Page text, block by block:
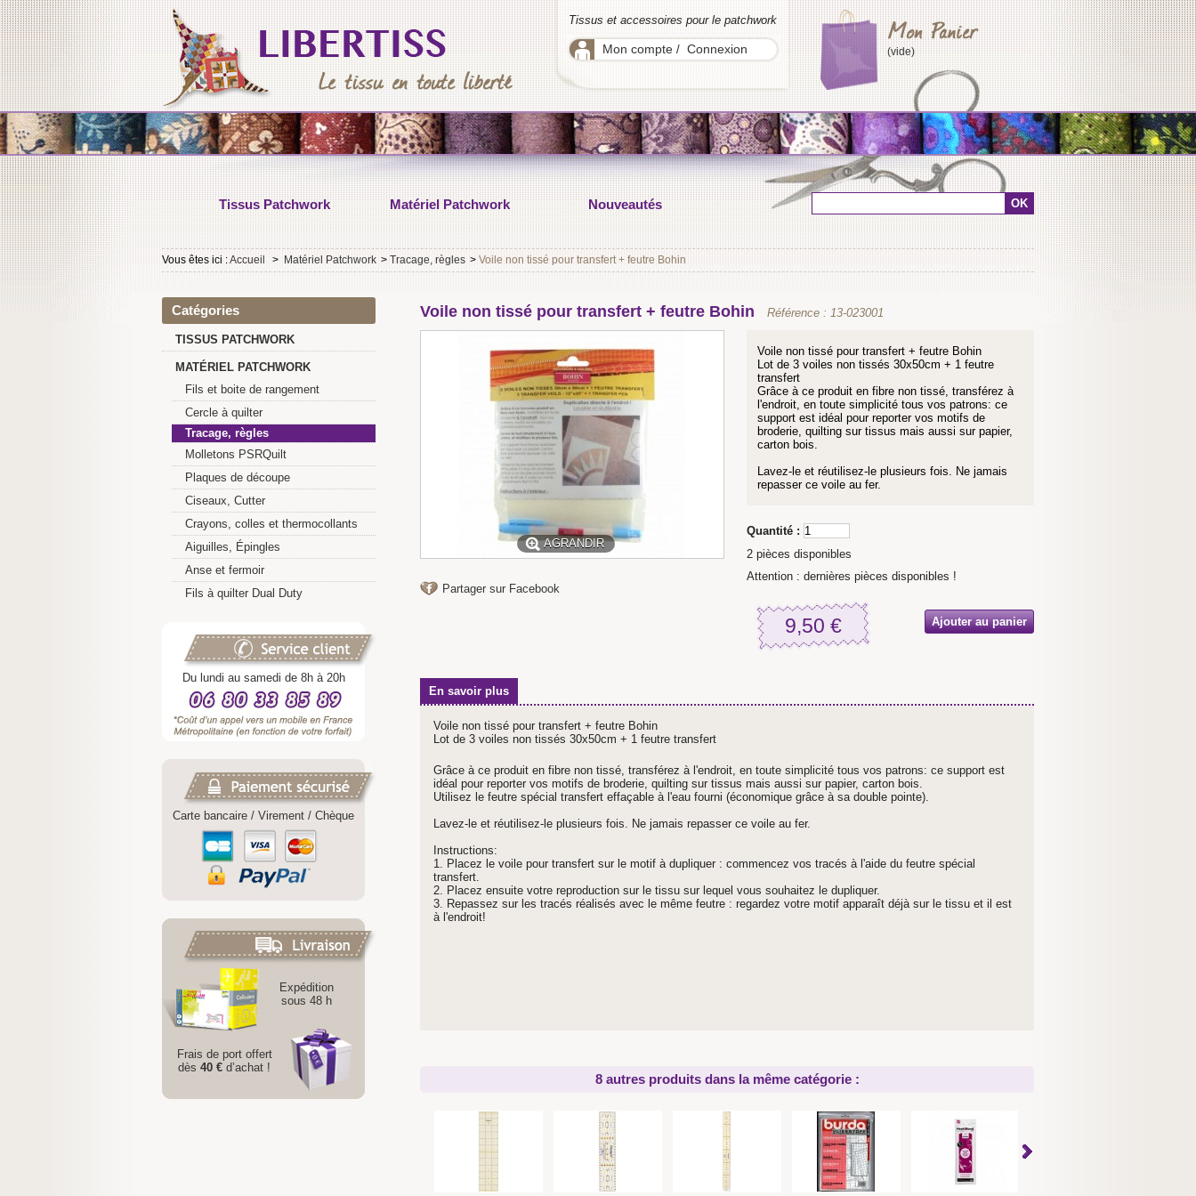
Tissus et accessoires pour le patchwork
Mon compte / Connexion (vide)
Tissus Patchwork Matériel Patchwork Nouveautés
Vous êtes ici :Accueil > Matériel Patchwork > Tracage, règles > Voile non tissé pour transfert + feutre Bohin
Catégories
TISSUS PATCHWORK
MATÉRIEL PATCHWORK
Fils et boite de rangement
Cercle à quilter
Tracage, règles
Molletons PSRQuilt
Plaques de découpe
Ciseaux, Cutter
Crayons, colles et thermocollants
Aiguilles, Épingles
Anse et fermoir
Fils à quilter Dual Duty
Du lundi au samedi de 8h à 20h
Carte bancaire / Virement / Chèque
Expédition
sous 48 h
Frais de port offert
dès 40 € d’achat !
Voile non tissé pour transfert + feutre Bohin Référence : 13-023001
AGRANDIR
Partager sur Facebook
Voile non tissé pour transfert + feutre Bohin
Lot de 3 voiles non tissés 30x50cm + 1 feutre
transfert
Grâce à ce produit en fibre non tissé, transférez à
l'endroit, en toute simplicité tous vos patrons: ce
support est idéal pour reporter vos motifs de
broderie, quilting sur tissus mais aussi sur papier,
carton bois.
Lavez-le et réutilisez-le plusieurs fois. Ne jamais
repasser ce voile au fer.
Quantité :
2 pièces disponibles
Attention : dernières pièces disponibles !
9,50 €
En savoir plus
Voile non tissé pour transfert + feutre Bohin
Lot de 3 voiles non tissés 30x50cm + 1 feutre transfert
Grâce à ce produit en fibre non tissé, transférez à l'endroit, en toute simplicité tous vos patrons: ce support est
idéal pour reporter vos motifs de broderie, quilting sur tissus mais aussi sur papier, carton bois.
Utilisez le feutre spécial transfert effaçable à l'eau fourni (économique grâce à sa double pointe).
Lavez-le et réutilisez-le plusieurs fois. Ne jamais repasser ce voile au fer.
Instructions:
1. Placez le voile pour transfert sur le motif à dupliquer : commencez vos tracés à l'aide du feutre spécial
transfert.
2. Placez ensuite votre reproduction sur le tissu sur lequel vous souhaitez le dupliquer.
3. Repassez sur les tracés réalisés avec le même feutre : regardez votre motif apparaît déjà sur le tissu et il est
à l'endroit!
8 autres produits dans la même catégorie :